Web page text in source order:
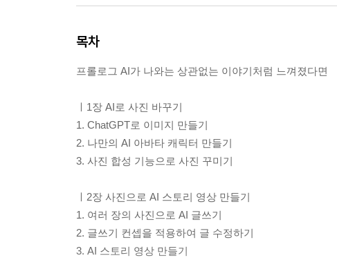
목차
프롤로그 AI가 나와는 상관없는 이야기처럼 느껴졌다면
ㅣ1장 AI로 사진 바꾸기
1. ChatGPT로 이미지 만들기
2. 나만의 AI 아바타 캐릭터 만들기
3. 사진 합성 기능으로 사진 꾸미기
ㅣ2장 사진으로 AI 스토리 영상 만들기
1. 여러 장의 사진으로 AI 글쓰기
2. 글쓰기 컨셉을 적용하여 글 수정하기
3. AI 스토리 영상 만들기